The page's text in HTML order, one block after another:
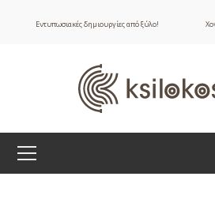
Εντυπωσιακές δημιουργίες από ξύλο!